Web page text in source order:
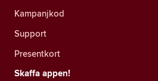
Kampanjkod
Support
Presentkort
Skaffa appen!